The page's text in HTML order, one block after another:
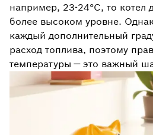
например, 23-24°C, то котел
более высоком уровне.
каждый дополнительный
расход топлива, поэтому
температуры — это важный